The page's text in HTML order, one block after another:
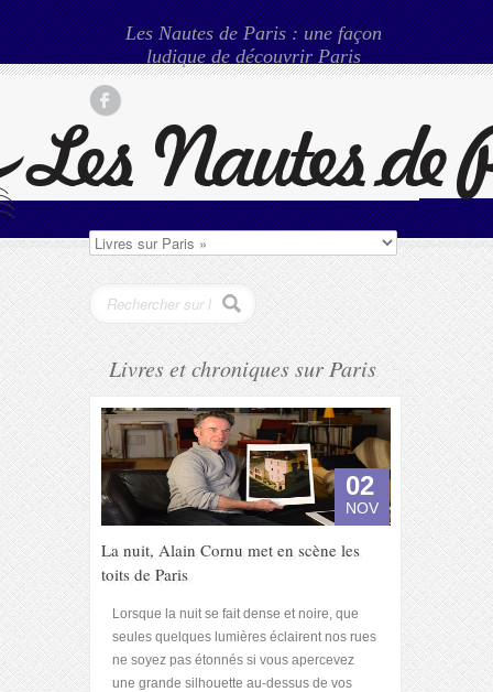
Les Nautes de Paris : une façon
ludique de découvrir Paris
Livres et chroniques sur Paris
02
NOV
La nuit, Alain Cornu met en scène les
toits de Paris
Lorsque la nuit se fait dense et noire, que
seules quelques lumières éclairent nos rues
ne soyez pas étonnés si vous apercevez
une grande silhouette au-dessus de vos